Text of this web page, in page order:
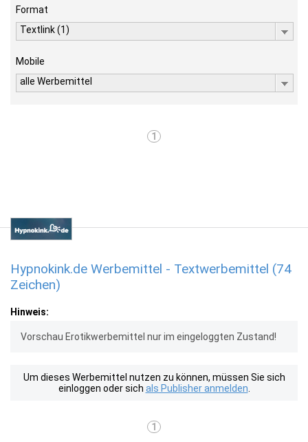
Format
Textlink (1)
Mobile
alle Werbemittel
1
Hypnokink.de Werbemittel - Textwerbemittel (74
Zeichen)
Hinweis:
Vorschau Erotikwerbemittel nur im eingeloggten Zustand!
Um dieses Werbemittel nutzen zu können, müssen Sie sich
einloggen oder sich als Publisher anmelden
1